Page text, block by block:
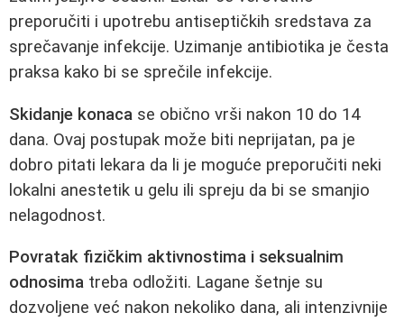
preporučiti i upotrebu antiseptičkih sredstava za
sprečavanje infekcije. Uzimanje antibiotika je česta
praksa kako bi se sprečile infekcije.
Skidanje konaca se obično vrši nakon 10 do 14
dana. Ovaj postupak može biti neprijatan, pa je
dobro pitati lekara da li je moguće preporučiti neki
lokalni anestetik u gelu ili spreju da bi se smanjio
nelagodnost.
Povratak fizičkim aktivnostima i seksualnim
odnosima treba odložiti. Lagane šetnje su
dozvoljene već nakon nekoliko dana, ali intenzivnije